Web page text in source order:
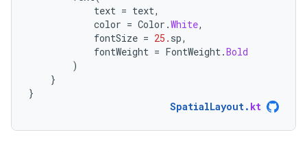
text = text,
color = Color .White,
fontSize = 25. sp,
fontWeight = FontWeight .Bold
)
}
}
SpatialLayout. kt